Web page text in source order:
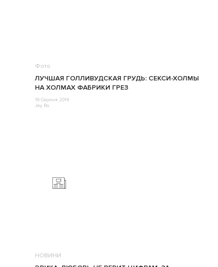
Фото
ЛУЧШАЯ ГОЛЛИВУДСКАЯ ГРУДЬ: СЕКСИ-ХОЛМЫ
НА ХОЛМАХ ФАБРИКИ ГРЕЗ
19 Серпня 2014
Jey Ro
НОВИНИ